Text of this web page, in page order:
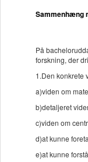
Sammenhæng
På
forskning, der
1.Den konkrete
a)viden om
b)detaljeret
c)viden om
d)at kunne
e)at kunne